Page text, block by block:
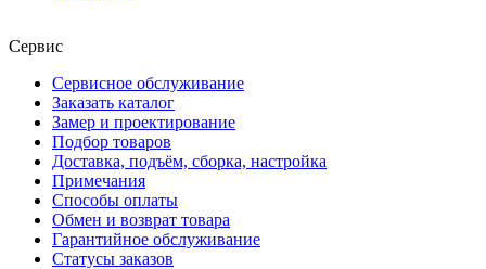
Сервис
Сервисное обслуживание
Заказать каталог
Замер и проектирование
Подбор товаров
Доставка, подъём, сборка, настройка
Примечания
Способы оплаты
Обмен и возврат товара
Гарантийное обслуживание
Статусы заказов